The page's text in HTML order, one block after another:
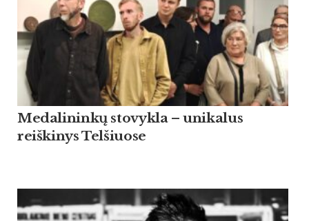
Medalininkų stovykla – unikalus
reiškinys Telšiuose